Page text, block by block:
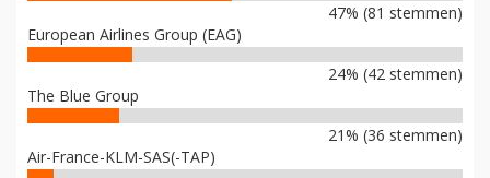
47% (81 stemmen)
European Airlines Group (EAG)
24% (42 stemmen)
The Blue Group
21% (36 stemmen)
Air-France-KLM-SAS(-TAP)